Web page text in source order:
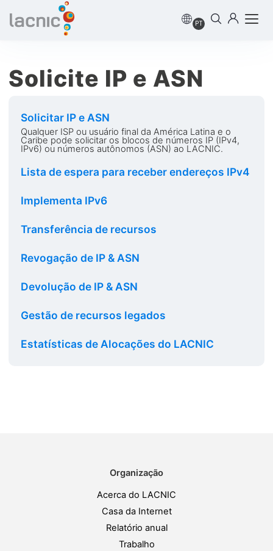
PT
Solicite IP e ASN
Solicitar IP e ASN
Qualquer ISP ou usuário final da América Latina e o
Caribe pode solicitar os blocos de números IP (IPv4,
IPv6) ou números autônomos (ASN) ao LACNIC.
Lista de espera para receber endereços IPv4
Implementa IPv6
Transferência de recursos
Revogação de IP & ASN
Devolução de IP & ASN
Gestão de recursos legados
Estatísticas de Alocações do LACNIC
Organização
Acerca do LACNIC
Casa da Internet
Relatório anual
Trabalho